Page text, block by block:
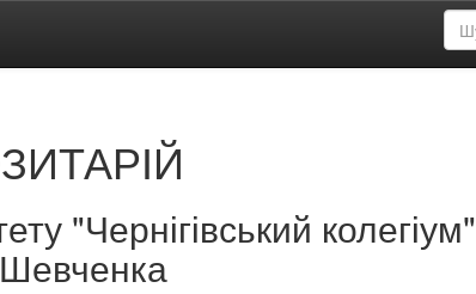
"Чернігівський колегіум"